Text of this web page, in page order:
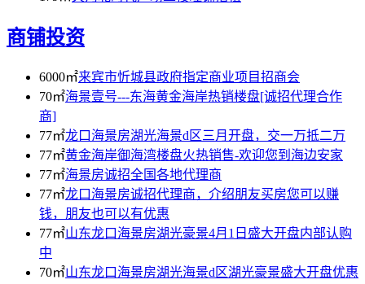
商铺投资
6000㎡来宾市忻城县政府指定商业项目招商会
70㎡海景壹号---东海黄金海岸热销楼盘[诚招代理合作
商]
77㎡龙口海景房湖光海景d区三月开盘，交一万抵二万
77㎡黄金海岸御海湾楼盘火热销售-欢迎您到海边安家
77㎡海景房诚招全国各地代理商
77㎡龙口海景房诚招代理商，介绍朋友买房您可以赚
钱，朋友也可以有优惠
77㎡山东龙口海景房湖光豪景4月1日盛大开盘内部认购
中
70㎡山东龙口海景房湖光海景d区湖光豪景盛大开盘优惠